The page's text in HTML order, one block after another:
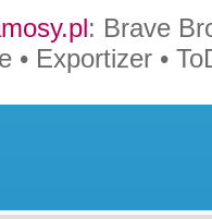
: Brave
• Exportizer •